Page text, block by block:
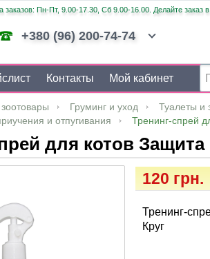
заказов: Пн-Пт, 9.00-17.30, Сб 9.00-16.00. Делайте заказ
+380 (96) 200-74-74
Контакты Мой кабинет
Груминг и уход
Туалеты и
и отпугивания Тренинг-спрей
для котов
120 грн.
Тренинг-
Круг